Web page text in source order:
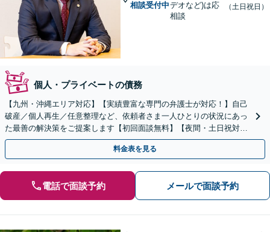
相談受付中デオなど)は応
相談
（土日祝日）
個人・プライベートの債務
【九州・沖縄エリア対応】【実績豊富な専門の弁護士が対応！】自己
破産／個人再生／任意整理など、依頼者さま一人ひとりの状況にあっ
た最善の解決策をご提案します【初回面談無料】【夜間・土日祝対応
可】【ビデオ面談可】
料金表を見る
電話で面談予約 メールで面談予約